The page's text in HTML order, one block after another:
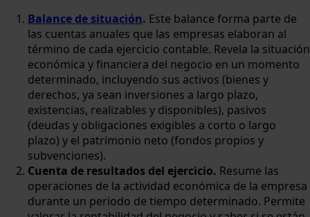
Balance de situación. Este balance forma parte de
las cuentas anuales que las empresas elaboran al
término de cada ejercicio contable. Revela la situación
económica y financiera del negocio en un momento
determinado, incluyendo sus activos (bienes y
derechos, ya sean inversiones a largo plazo,
existencias, realizables y disponibles), pasivos
(deudas y obligaciones exigibles a corto o largo
plazo) y el patrimonio neto (fondos propios y
subvenciones).
Cuenta de resultados del ejercicio. Resume las
operaciones de la actividad económica de la empresa
durante un periodo de tiempo determinado. Permite